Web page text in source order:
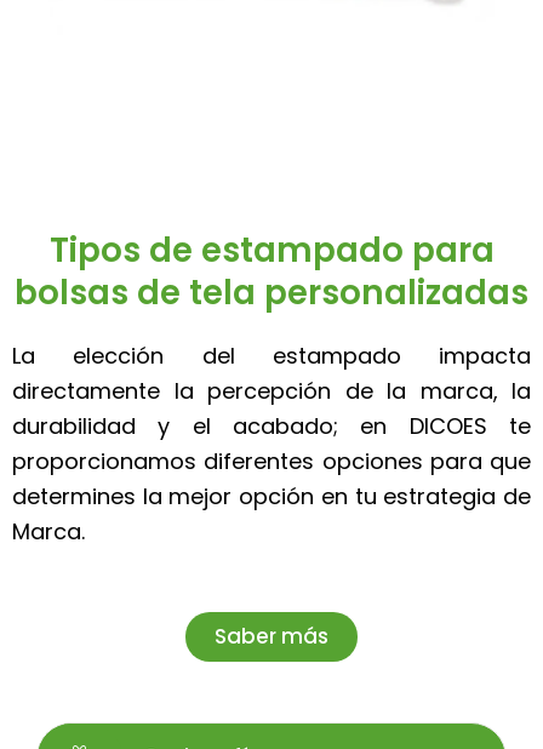
Tipos de estampado para
bolsas de tela personalizadas
La elección del estampado impacta
directamente la percepción de la marca, la
durabilidad y el acabado; en DICOES te
proporcionamos diferentes opciones para que
determines la mejor opción en tu estrategia de
Marca.
Saber más